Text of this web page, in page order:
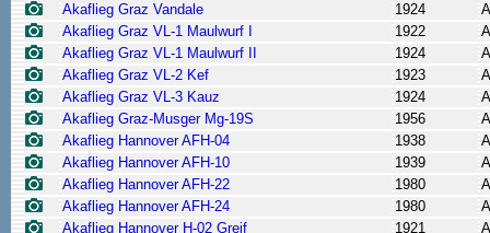
Akaflieg Graz Vandale
1924
Akaflieg Graz VL-1 Maulwurf I
1922
Akaflieg Graz VL-1 Maulwurf II
1924
Akaflieg Graz VL-2 Kef
1923
Akaflieg Graz VL-3 Kauz
1924
Akaflieg Graz-Musger Mg-19S
1956
Akaflieg Hannover AFH-04
1938
Akaflieg Hannover AFH-10
1939
Akaflieg Hannover AFH-22
1980
Akaflieg Hannover AFH-24
1980
Akaflieg Hannover H-02 Greif
1921